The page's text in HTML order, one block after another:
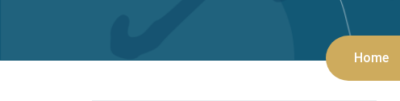
Home